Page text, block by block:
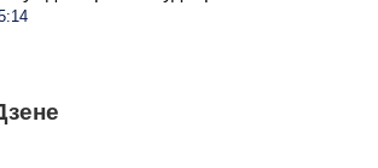
больше не прыгает по полу как
при отжиме: помог простой
в РФ меняются правила
огурцы в августе: урожай